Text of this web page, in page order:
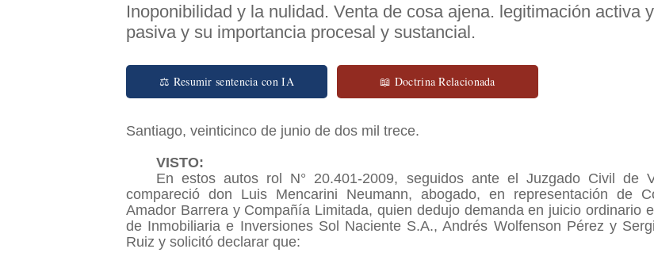
Inoponibilidad y la nulidad. Venta de cosa ajena. legitimación activa y
pasiva y su importancia procesal y sustancial.
⚖ Resumir sentencia con IA 📖 Doctrina Relacionada
Santiago, veinticinco de junio de dos mil trece.
VISTO:
En estos autos rol N° 20.401-2009, seguidos ante el Juzgado Civil de
compareció don Luis Mencarini Neumann, abogado, en representación de
Amador Barrera y Compañía Limitada, quien dedujo demanda en juicio ordinario
de Inmobiliaria e Inversiones Sol Naciente S.A., Andrés Wolfenson Pérez y
Ruiz y solicitó declarar que: